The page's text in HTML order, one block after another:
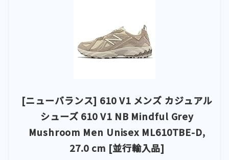
[ニューバランス] 610 V1 メンズ カジュアル
シューズ 610 V1 NB Mindful Grey
Mushroom Men Unisex ML610TBE-D,
27.0 cm [並行輸入品]